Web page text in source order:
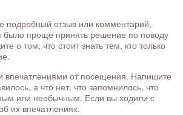
подробный отзыв или комментарий,
проще принять решение по поводу
о том, что стоит знать тем, кто только
впечатлениями от посещения. Напишите
а что нет, что запомнилось, что
или необычным. Если вы ходили с
их впечатлениях.